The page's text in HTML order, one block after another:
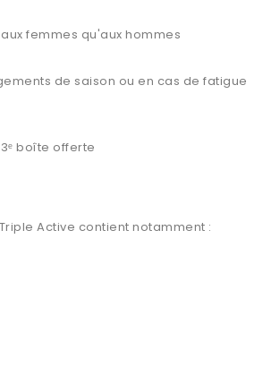
femmes qu'aux hommes
de saison ou en cas de fatigue
boîte offerte
Active contient notamment :